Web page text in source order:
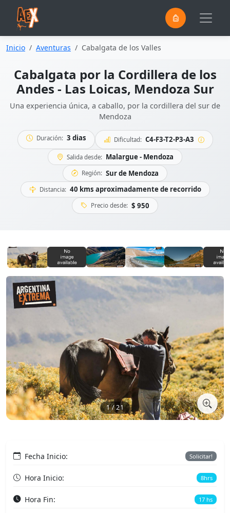
Inicio Aventuras Cabalgata de los Valles
Cabalgata por la Cordillera de los
Andes - Las Loicas, Mendoza Sur
Una experiencia única, a caballo, por la cordillera del sur de
Mendoza
Duración: 3 dias Dificultad: C4-F3-T2-P3-A3
Salida desde: Malargue - Mendoza
Región: Sur de Mendoza
Distancia: 40 kms aproximadamente de recorrido
Precio desde: $ 950
1 / 21
Fecha Inicio: Solicitar!
Hora Inicio: 8hrs
Hora Fin: 17 hs